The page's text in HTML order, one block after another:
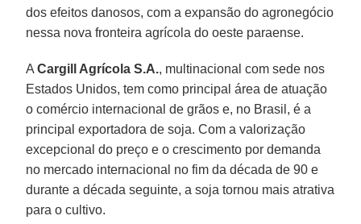
dos efeitos danosos, com a expansão do agronegócio
nessa nova fronteira agrícola do oeste paraense.
ACargill Agrícola S.A., multinacional com sede nos
Estados Unidos, tem como principal área de atuação
o comércio internacional de grãos e, no Brasil, é a
principal exportadora de soja. Com a valorização
excepcional do preço e o crescimento por demanda
no mercado internacional no fim da década de 90 e
durante a década seguinte, a soja tornou mais atrativa
para o cultivo.